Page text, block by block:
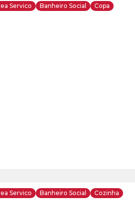
Servico Banheiro Social Copa
Servico Banheiro Social Cozinha